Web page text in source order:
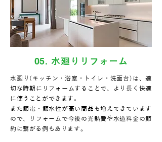
05. 水廻りリフォーム
水廻り(キッチン・浴室・トイレ・洗面台)は、適
切な時期にリフォームすることで、より長く快適
に使うことができます。
また節電・節水性が高い商品も増えてきています
ので、リフォームで今後の光熱費や水道料金の節
約に繋がる例もあります。